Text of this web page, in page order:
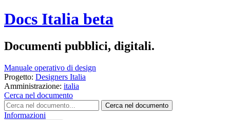
Docs Italia beta
Documenti pubblici, digitali.
Manuale operativo di design
Progetto: Designers Italia
Amministrazione: italia
Cerca nel documento
Cerca nel documento
Informazioni